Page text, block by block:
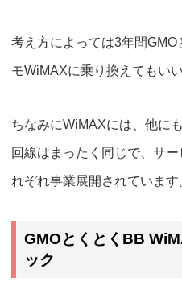
考え方によっては3年間
モWiMAXに乗り換えてもい
ちなみにWiMAXには、他に
回線はまったく同じで、サ
れぞれ事業展開されています
GMOとくとくBB
ック